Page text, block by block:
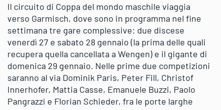
Il circuito di Coppa del mondo maschile viaggia
verso Garmisch, dove sono in programma nel fine
settimana tre gare complessive: due discese
venerdì 27 e sabato 28 gennaio (la prima delle quali
recupera quella cancellata a Wengen) e il gigante di
domenica 29 gennaio. Nelle prime due competizioni
saranno al via Dominik Paris, Peter Fill, Christof
Innerhofer, Mattia Casse, Emanuele Buzzi, Paolo
Pangrazzi e Florian Schieder, fra le porte larghe